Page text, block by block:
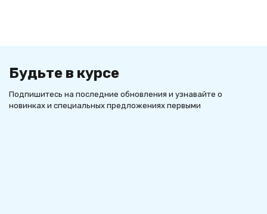
Будьте в курсе
Подпишитесь на последние обновления и узнавайте о
новинках и специальных предложениях первыми